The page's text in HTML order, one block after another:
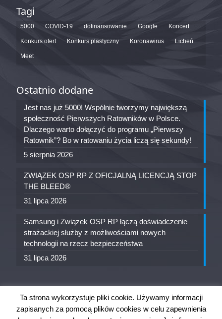
Tagi
5000 COVID-19 dofinansowanie Google Koncert
Konkurs ofert Konkurs plastyczny Koronawirus Licheń
Meet
Ostatnio dodane
Jest nas już 5000! Wspólnie tworzymy największą
społeczność Pierwszych Ratowników w Polsce.
Dlaczego warto dołączyć do programu „Pierwszy
Ratownik”? Bo w ratowaniu życia liczą się sekundy!
5 sierpnia 2026
ZWIĄZEK OSP RP Z OFICJALNĄ LICENCJĄ STOP
THE BLEED®
31 lipca 2026
Samsung i Związek OSP RP łączą doświadczenie
strażackiej służby z możliwościami nowych
technologii na rzecz bezpieczeństwa
31 lipca 2026
Ta strona wykorzystuje pliki cookie. Używamy informacji
zapisanych za pomocą plików cookies w celu zapewnienia